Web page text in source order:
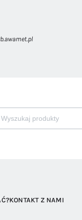
KONTAKT Z NAMI